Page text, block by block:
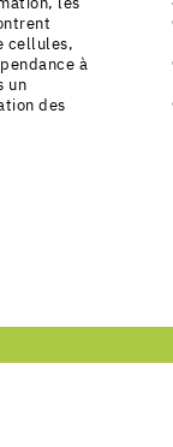
cellules,
à
un
des